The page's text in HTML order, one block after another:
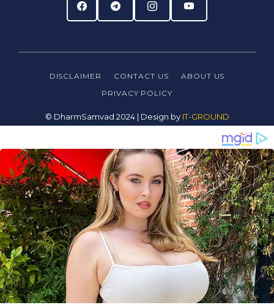
DISCLAIMER CONTACT US
ABOUT US
PRIVACY POLICY
© DharmSamvad 2024 | Design byIT-GROUND